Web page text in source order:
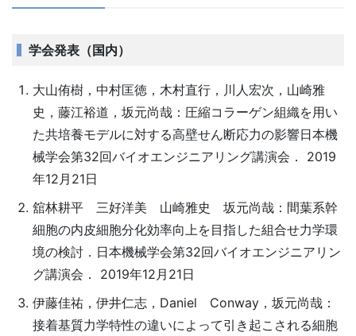
学会発表（国内）
大山侑樹，中村匡徳，木村直行，川人宏次，山崎雅
史，藤江裕道，坂元尚哉：圧縮コラーゲン組織を用い
た共培養モデルに対する高壁せん断応力の影響日本機
械学会第32回バイオエンジニアリング講演会． 2019
年12月21日
舘林耕平 三好洋美 山崎雅史 坂元尚哉：間葉系幹
細胞の内皮細胞分化効率向上を目指した組合せ力学環
境の検討．日本機械学会第32回バイオエンジニアリン
グ講演会． 2019年12月21日
伊藤佳祐，伊井仁志，Daniel Conway，坂元尚哉：
接着基質力学特性の違いによって引き起こされる細胞